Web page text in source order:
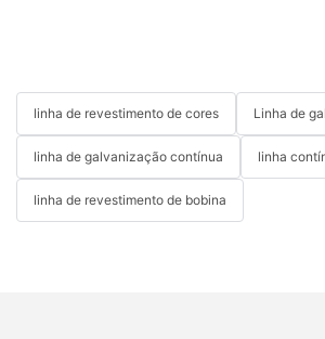
linha de revestimento de cores Linha de
linha de galvanização contínua linha
linha de revestimento de bobina